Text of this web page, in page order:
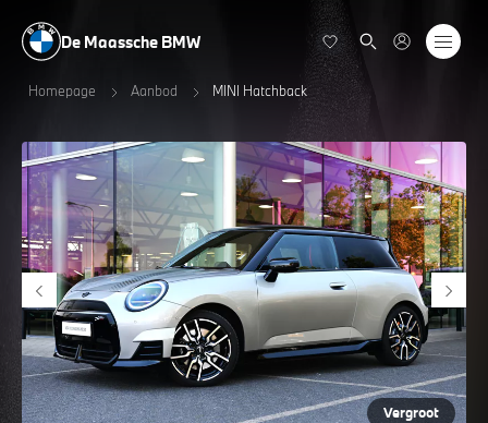
De Maassche BMW
Homepage Aanbod MINI Hatchback
Vergroot